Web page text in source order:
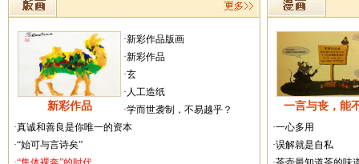
新彩作品
·新彩作品版画
·新彩作品
·玄
·人工造纸
·学而世袭制，不易越乎？
·真诚和善良是你唯一的资本
·“始可与言诗矣”
一言与丧，能
·一心多用
·误解就是自私